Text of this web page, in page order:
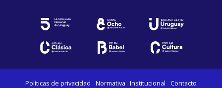
Políticas de privacidad Normativa Institucional Contacto